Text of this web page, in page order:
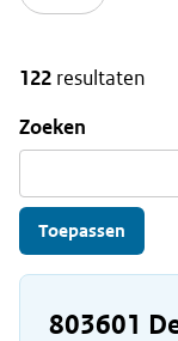
122 resultaten
Zoeken
803601